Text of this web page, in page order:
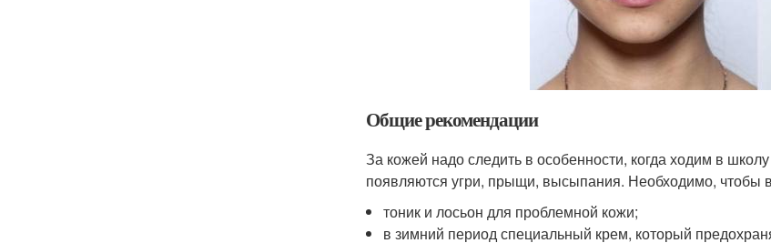
Общие рекомендации
За кожей надо следить в особенности, когда ходим в
появляются угри, прыщи, высыпания. Необходимо, чтобы
тоник и лосьон для проблемной кожи;
в зимний период специальный крем, который